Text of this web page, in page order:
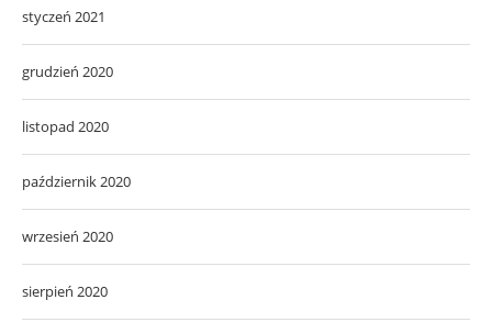
styczeń 2021
grudzień 2020
listopad 2020
październik 2020
wrzesień 2020
sierpień 2020